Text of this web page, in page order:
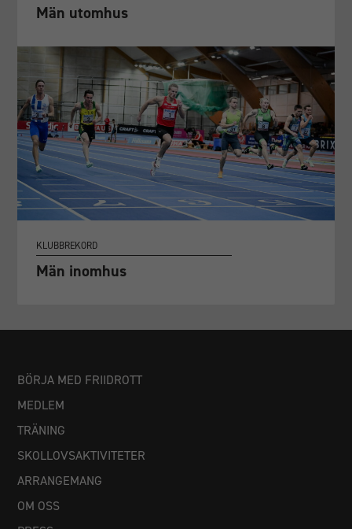
Män utomhus
KLUBBREKORD
Män inomhus
BÖRJA MED FRIIDROTT
MEDLEM
TRÄNING
SKOLLOVSAKTIVITETER
ARRANGEMANG
OM OSS